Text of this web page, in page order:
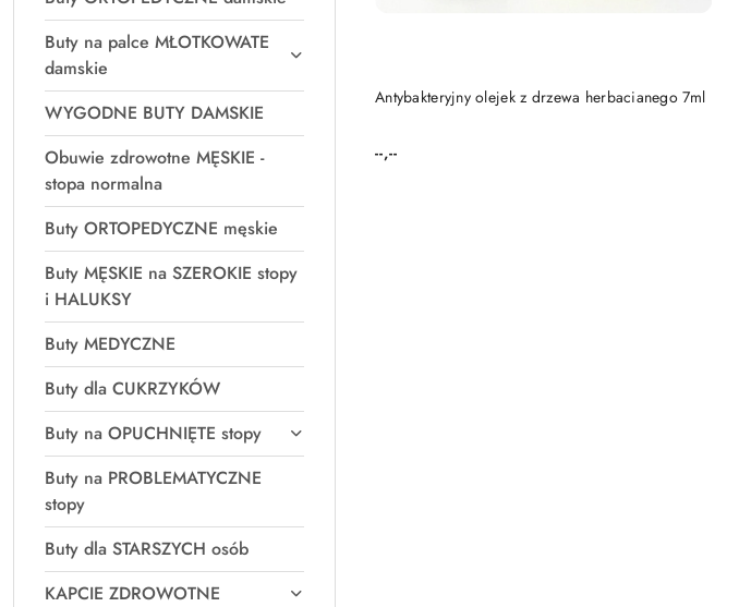
Buty na palce MŁOTKOWATE
damskie
WYGODNE BUTY DAMSKIE
Obuwie zdrowotne MĘSKIE -
stopa normalna
Buty ORTOPEDYCZNE męskie
Buty MĘSKIE na SZEROKIE stopy
i HALUKSY
Buty MEDYCZNE
Buty dla CUKRZYKÓW
Buty na OPUCHNIĘTE stopy
Buty na PROBLEMATYCZNE
stopy
Buty dla STARSZYCH osób
KAPCIE ZDROWOTNE
Antybakteryjny olejek z drzewa herbacianego 7ml
Cena:
--,--
PRODUKT NIEDOSTĘPNY